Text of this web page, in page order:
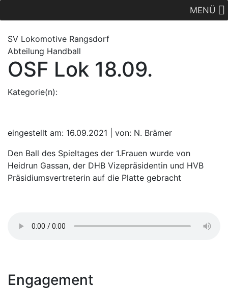
MENÜ
SV Lokomotive Rangsdorf
Abteilung Handball
OSF Lok 18.09.
Kategorie(n):
eingestellt am: 16.09.2021 | von: N. Brämer
Den Ball des Spieltages der 1.Frauen wurde von
Heidrun Gassan, der DHB Vizepräsidentin und HVB
Präsidiumsvertreterin auf die Platte gebracht
Engagement